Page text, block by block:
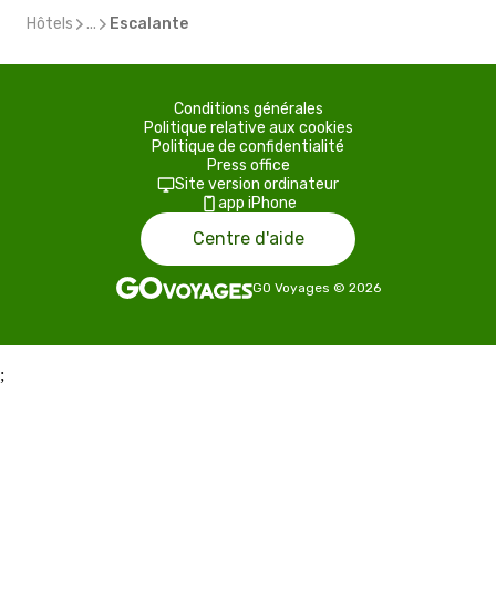
Hôtels ... Escalante
Conditions générales
Politique relative aux cookies
Politique de confidentialité
Press office
Site version ordinateur
app iPhone
Centre d'aide
GO Voyages © 2026
;